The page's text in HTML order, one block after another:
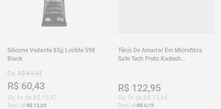
Silicone Vedante 85g Loctite 598
Black
De: R$ 69,43
R$ 60,43
Ou 6x de R$ 10,07
Desc. deR$ 12,02
Tênis De Amarrar Em Microfibra
Safe Tech Preto Kadesh
R$ 122,95
Ou 9x de R$ 13,66
Desc. deR$ 6,15